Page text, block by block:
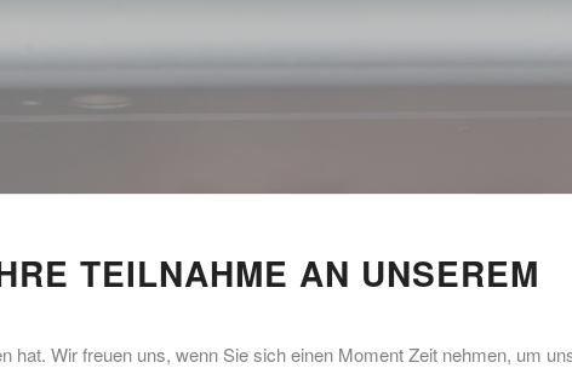
TEILNAHME AN UNSEREM
hat. Wir freuen uns, wenn Sie sich einen Moment Zeit nehmen, um